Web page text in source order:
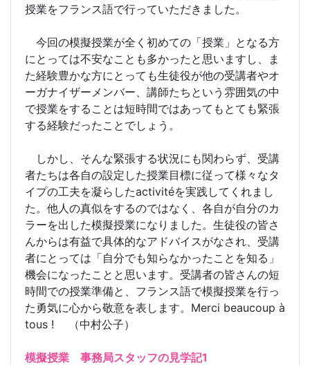
授業をフランス語で行っていただきました。
今回の模擬授業が全く初めての「授業」となる方
にとっては不安なことも多かったと思いますし、ま
た経験豊かな方にとっても生徒役が他の受講者やオ
ーガナイザーメンバー、講師たちという雰囲気の中
で授業をすることは短時間ではあってもとても緊張
する経験だったことでしょう。
しかし、そんな緊張する状況にも関わらず、受講
者たちは各自の設定した授業目標に従って様々なタ
イプの工夫を凝らしたactivitéを実践してくれまし
た。他人の真似をするのではなく、各自が自分のカ
ラーを出した模擬授業になりました。生徒役の皆さ
んからは有益で具体的なアドバイスがなされ、受講
者にとっては「自分でも知らなかったことを知る」
機会になったことと思います。受講者の皆さんの短
時間での授業準備と、フランス語で模擬授業を行っ
た勇気に心から敬意を表します。Merci beaucoup à
tous ! （中村公子）
模擬授業 事務局スタッフの見学記1